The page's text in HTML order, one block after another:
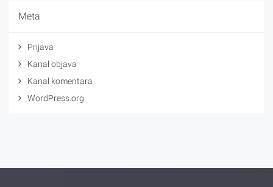
Meta
Prijava
Kanal objava
Kanal komentara
WordPress.org